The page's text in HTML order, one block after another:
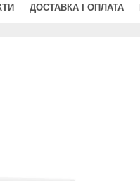
ДОСТАВКА І ОПЛАТА